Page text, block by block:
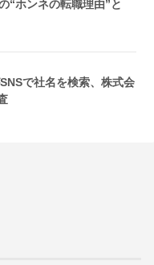
“ホンネの転職理由”と
で社名を検索、株式会